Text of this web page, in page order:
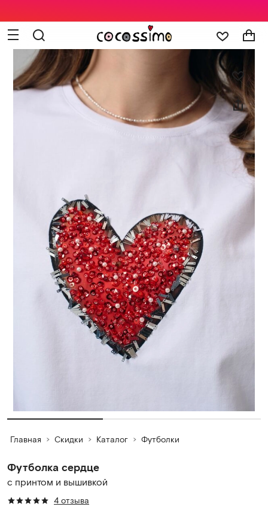
Главная Скидки Каталог Футболки
Футболка сердце
с принтом и вышивкой
4 отзыва